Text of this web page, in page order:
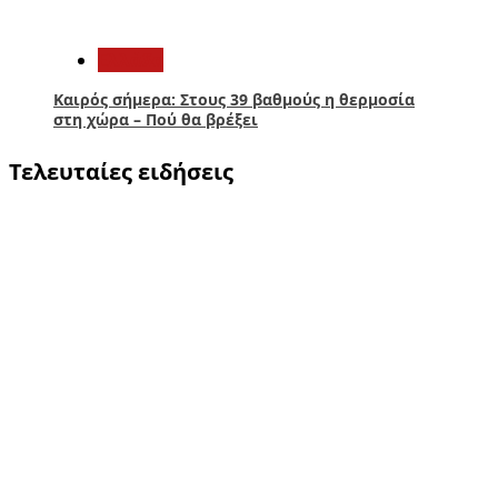
Καιρός σήμερα: Στους 39 βαθμούς η θερμοσία
στη χώρα – Πού θα βρέξει
Τελευταίες ειδήσεις